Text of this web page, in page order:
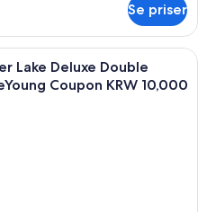
Se priser
Duntäcken, minibar,
Lake Deluxe Double
Coupon KRW 10,000